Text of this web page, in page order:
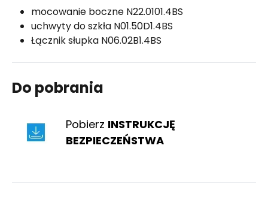
mocowanie boczne N22.0101.4BS
uchwyty do szkła N01.50D1.4BS
Łącznik słupka N06.02B1.4BS
Do pobrania
Pobierz INSTRUKCJĘ
BEZPIECZEŃSTWA